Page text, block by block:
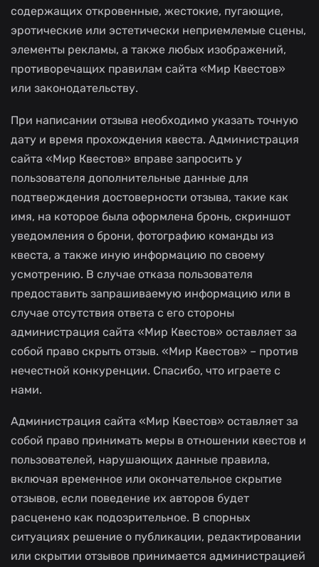
содержащих откровенные, жестокие, пугающие,
эротические или эстетически неприемлемые сцены,
элементы рекламы, а также любых изображений,
противоречащих правилам сайта «Мир Квестов»
или законодательству.
При написании отзыва необходимо указать точную
дату и время прохождения квеста. Администрация
сайта «Мир Квестов» вправе запросить у
пользователя дополнительные данные для
подтверждения достоверности отзыва, такие как
имя, на которое была оформлена бронь, скриншот
уведомления о брони, фотографию команды из
квеста, а также иную информацию по своему
усмотрению. В случае отказа пользователя
предоставить запрашиваемую информацию или в
случае отсутствия ответа с его стороны
администрация сайта «Мир Квестов» оставляет за
собой право скрыть отзыв. «Мир Квестов» – против
нечестной конкуренции. Спасибо, что играете с
нами.
Администрация сайта «Мир Квестов» оставляет за
собой право принимать меры в отношении квестов и
пользователей, нарушающих данные правила,
включая временное или окончательное скрытие
отзывов, если поведение их авторов будет
расценено как подозрительное. В спорных
ситуациях решение о публикации, редактировании
или скрытии отзывов принимается администрацией